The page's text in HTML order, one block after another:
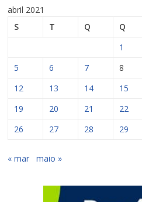
abril 2021
S
T Q Q
1
5
6 7 8
12
13 14 15
19
20 21 22
26
27 28 29
« mar maio »